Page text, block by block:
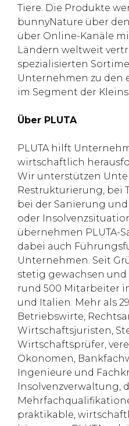
Tiere. Die Produkte
bunnyNature über
über Online-Kanäle
Ländern weltweit
spezialisierten
Unternehmen zu den
im Segment der
Über PLUTA
PLUTA hilft
wirtschaftlich
Wir unterstützen
Restrukturierung, bei
bei der Sanierung
oder
übernehmen PLUTA-
dabei auch
Unternehmen. Seit
stetig gewachsen
rund 500 Mitarbeiter
und Italien. Mehr als
Betriebswirte,
Wirtschaftsjuristen,
Wirtschaftsprüfer,
Ökonomen,
Ingenieure und
Insolvenzverwaltung,
praktikable,